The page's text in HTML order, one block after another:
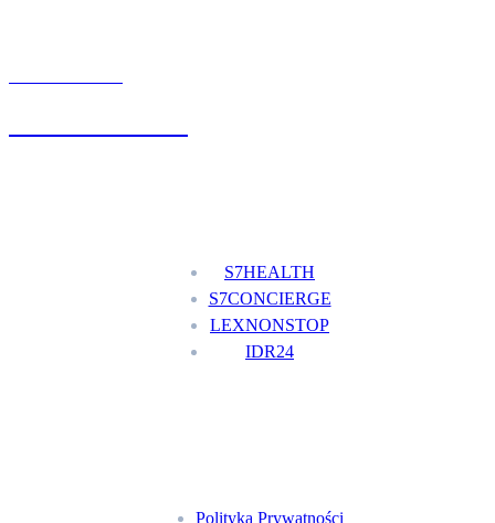
S7HEALTH
S7CONCIERGE
LEXNONSTOP
IDR24
Polityka Prywatności